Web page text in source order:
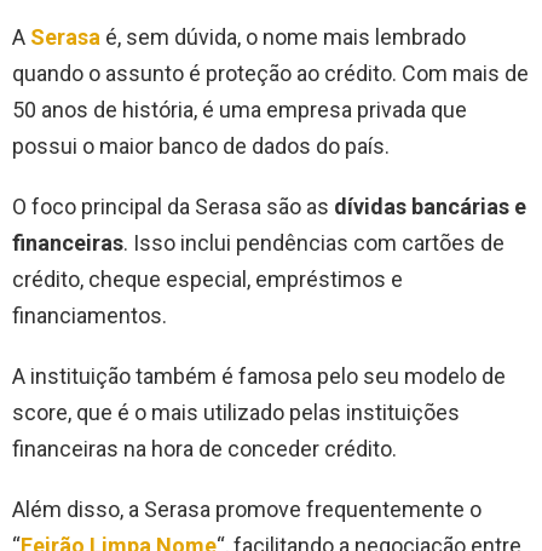
A Serasa é, sem dúvida, o nome mais lembrado
quando o assunto é proteção ao crédito. Com mais de
50 anos de história, é uma empresa privada que
possui o maior banco de dados do país.
O foco principal da Serasa são as dívidas bancárias e
financeiras. Isso inclui pendências com cartões de
crédito, cheque especial, empréstimos e
financiamentos.
A instituição também é famosa pelo seu modelo de
score, que é o mais utilizado pelas instituições
financeiras na hora de conceder crédito.
Além disso, a Serasa promove frequentemente o